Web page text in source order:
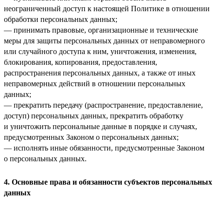
неограниченный доступ к настоящей Политике в отношении
обработки персональных данных;
— принимать правовые, организационные и технические
меры для защиты персональных данных от неправомерного
или случайного доступа к ним, уничтожения, изменения,
блокирования, копирования, предоставления,
распространения персональных данных, а также от иных
неправомерных действий в отношении персональных
данных;
— прекратить передачу (распространение, предоставление,
доступ) персональных данных, прекратить обработку
и уничтожить персональные данные в порядке и случаях,
предусмотренных Законом о персональных данных;
— исполнять иные обязанности, предусмотренные Законом
о персональных данных.
4. Основные права и обязанности субъектов персональных
данных